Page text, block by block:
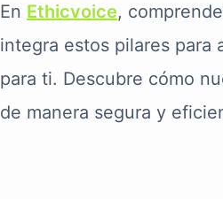
En Ethicvoice,
integra estos pilares para
para ti. Descubre cómo
de manera segura y